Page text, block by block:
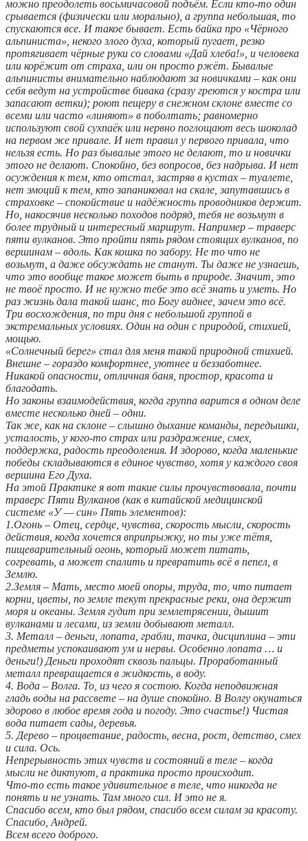
можно преодолеть восьмичасовой подъём. Если кто-то один
срывается (физически или морально), а группа небольшая, то
спускаются все. И такое бывает. Есть байка про «Чёрного
альпиниста», некого злого духа, который пугает, резко
протягивает чёрные руки со словами «Дай хлеба!», и человека
или корёжит от страха, или он просто ржёт. Бывалые
альпинисты внимательно наблюдают за новичками – как они
себя ведут на устройстве бивака (сразу греются у костра или
запасают ветки); роют пещеру в снежном склоне вместе со
всеми или часто «линяют» в поболтать; равномерно
используют свой сухпаёк или нервно поглощают весь шоколад
на первом же привале. И нет правил у первого привала, что
нельзя есть. Но раз бывалые этого не делают, то и новички
этого не делают. Спокойно, без вопросов, без надрыва. И нет
осуждения к тем, кто отстал, застряв в кустах – туалете,
нет эмоций к тем, кто запаниковал на скале, запутавшись в
страховке – спокойствие и надёжность проводников держит.
Но, накосячив несколько походов подряд, тебя не возьмут в
более трудный и интересный маршрут. Например – траверс
пяти вулканов. Это пройти пять рядом стоящих вулканов, по
вершинам – вдоль. Как кошка по забору. Не то что не
возьмут, а даже обсуждать не станут. Ты даже не узнаешь,
что это вообще такое может быть в природе. Значит, это
не твоё просто. И не нужно тебе это всё знать и уметь. Но
раз жизнь дала такой шанс, то Богу виднее, зачем это всё.
Три восхождения, по три дня с небольшой группой в
экстремальных условиях. Один на один с природой, стихией,
мощью.
«Солнечный берег» стал для меня такой природной стихией.
Внешне – гораздо комфортнее, уютнее и беззаботнее.
Никакой опасности, отличная баня, простор, красота и
благодать.
Но законы взаимодействия, когда группа варится в одном деле
вместе несколько дней – одни.
Так же, как на склоне – слышно дыхание команды, передышки,
усталость, у кого-то страх или раздражение, смех,
поддержка, радость преодоления. И здорово, когда маленькие
победы складываются в единое чувство, хотя у каждого своя
вершина Его Духа.
На этой Практике я вот такие силы прочувствовала, почти
траверс Пяти Вулканов (как в китайской медицинской
системе «У — син» Пять элементов):
1.Огонь – Отец, сердце, чувства, скорость мысли, скорость
действия, когда хочется вприпрыжку, но ты уже тётя,
пищеварительный огонь, который может питать,
согревать, а может спалить и превратить всё в пепел, в
Землю.
2.Земля – Мать, место моей опоры, труда, то, что питает
корни, цветы, по земле текут прекрасные реки, она держит
моря и океаны. Земля гудит при землетрясении, дышит
вулканами и лесами, из земли добывают металл.
3. Металл – деньги, лопата, грабли, тачка, дисциплина – эти
предметы успокаивают ум и нервы. Особенно лопата … и
деньги!) Деньги проходят сквозь пальцы. Проработанный
металл превращается в жидкость, в воду.
4. Вода – Волга. То, из чего я состою. Когда неподвижная
гладь воды на рассвете – на душе спокойно. В Волгу окунаться
здорово в любое время года и погоду. Это счастье!) Чистая
вода питает сады, деревья.
5. Дерево – процветание, радость, весна, рост, детство, смех
и сила. Ось.
Непрерывность этих чувств и состояний в теле – когда
мысли не диктуют, а практика просто происходит.
Что-то есть такое удивительное в теле, что никогда не
понять и не узнать. Там много сил. И это не я.
Спасибо всем, кто был рядом, спасибо всем силам за красоту.
Спасибо, Андрей.
Всем всего доброго.